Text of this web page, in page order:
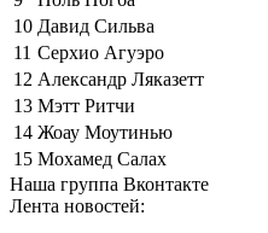
10 Давид Сильва
11 Серхио Агуэро
12 Александр Ляказетт
13 Мэтт Ритчи
14 Жоау Моутинью
15 Мохамед Салах
Наша группа Вконтакте
Лента новостей: